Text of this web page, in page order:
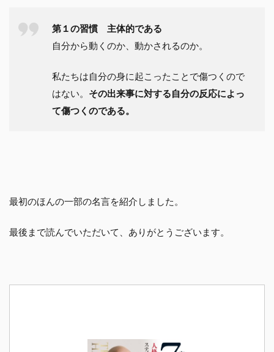
第１の習慣 主体的である
自分から動くのか、動かされるのか。
私たちは自分の身に起こったことで傷つくので
はない。 その出来事に対する自分の反応によっ
て傷つくのである。
最初のほんの一部の名言を紹介しました。
最後まで読んでいただいて、ありがとうございます。